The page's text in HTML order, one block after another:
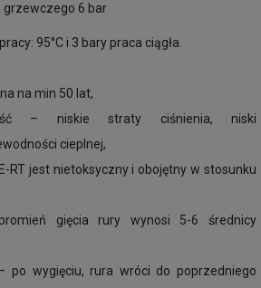
grzewczego 6 bar
95°C i 3 bary praca ciągła.
na min 50 lat,
– niskie straty ciśnienia, niski
cieplnej,
RT jest nietoksyczny i obojętny w stosunku
gięcia rury wynosi 5-6 średnicy
po wygięciu, rura wróci do poprzedniego